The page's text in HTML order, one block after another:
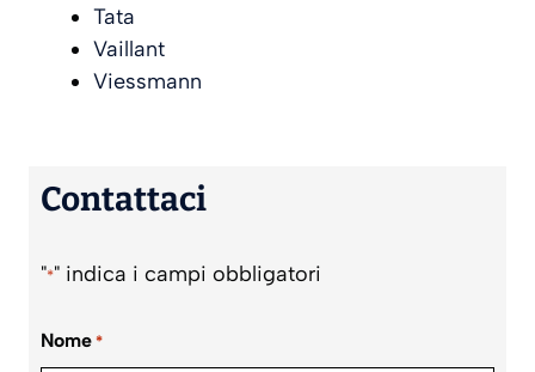
Tata
Vaillant
Viessmann
Contattaci
"*" indica i campi obbligatori
Nome *